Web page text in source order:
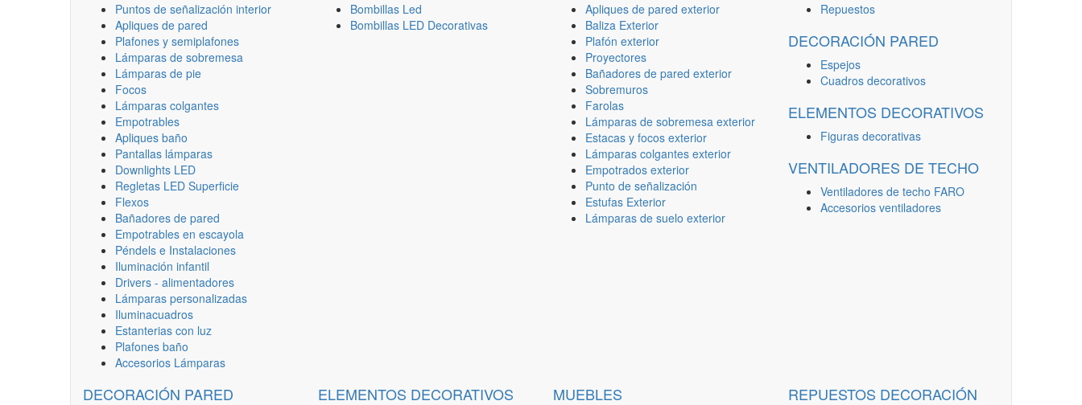
Puntos de señalización interior
Apliques de pared
Plafones y semiplafones
Lámparas de sobremesa
Lámparas de pie
Focos
Lámparas colgantes
Empotrables
Apliques baño
Pantallas lámparas
Downlights LED
Regletas LED Superficie
Flexos
Bañadores de pared
Empotrables en escayola
Péndels e Instalaciones
Iluminación infantil
Drivers - alimentadores
Lámparas personalizadas
Iluminacuadros
Estanterias con luz
Plafones baño
Accesorios Lámparas
Bombillas Led
Bombillas LED Decorativas
Apliques de pared exterior
Baliza Exterior
Plafón exterior
Proyectores
Bañadores de pared exterior
Sobremuros
Farolas
Lámparas de sobremesa exterior
Estacas y focos exterior
Lámparas colgantes exterior
Empotrados exterior
Punto de señalización
Estufas Exterior
Lámparas de suelo exterior
Repuestos
DECORACIÓN PARED
Espejos
Cuadros decorativos
ELEMENTOS DECORATIVOS
Figuras decorativas
VENTILADORES DE TECHO
Ventiladores de techo FARO
Accesorios ventiladores
DECORACIÓN PARED ELEMENTOS DECORATIVOS MUEBLES REPUESTOS DECORACIÓN